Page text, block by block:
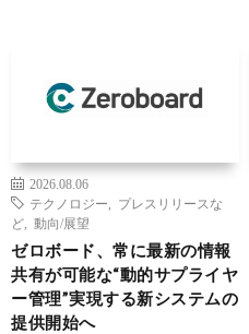
2026.08.06
テクノロジー
プレスリリースな
ど
動向/展望
ゼロボード、常に最新の情報
共有が可能な“動的サプライヤ
ー管理”実現する新システムの
提供開始へ